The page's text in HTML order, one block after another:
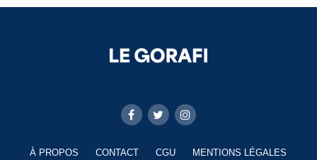
À PROPOS CONTACT CGU MENTIONS LÉGALES